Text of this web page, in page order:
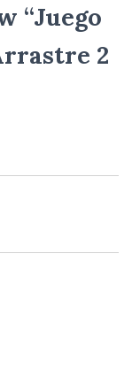
“Juego
2